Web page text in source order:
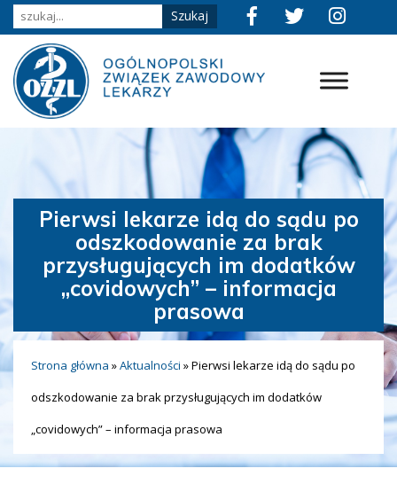
Pierwsi lekarze idą do sądu po
odszkodowanie za brak
przysługujących im dodatków
„covidowych” – informacja
prasowa
Strona główna »Aktualności »Pierwsi lekarze idą do sądu po
odszkodowanie za brak przysługujących im dodatków
„covidowych” – informacja prasowa